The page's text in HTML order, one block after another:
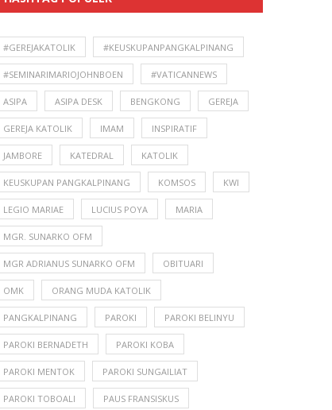
#GEREJAKATOLIK #KEUSKUPANPANGKALPINANG
#SEMINARIMARIOJOHNBOEN #VATICANNEWS
ASIPA ASIPA DESK BENGKONG GEREJA
GEREJA KATOLIK IMAM INSPIRATIF
JAMBORE KATEDRAL KATOLIK
KEUSKUPAN PANGKALPINANG KOMSOS KWI
LEGIO MARIAE LUCIUS POYA MARIA
MGR. SUNARKO OFM
MGR ADRIANUS SUNARKO OFM OBITUARI
OMK ORANG MUDA KATOLIK
PANGKALPINANG PAROKI PAROKI BELINYU
PAROKI BERNADETH PAROKI KOBA
PAROKI MENTOK PAROKI SUNGAILIAT
PAROKI TOBOALI PAUS FRANSISKUS